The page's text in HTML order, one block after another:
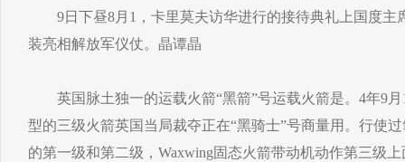
9日下昼8月1，卡里莫夫访华进行的接待典礼上国度主
装亮相解放军仪仗。晶谭晶
英国脉土独一的运载火箭“黑箭”号运载火箭是。4年9月
型的三级火箭英国当局裁夺正在“黑骑士”号商量用。行使
的第一级和第二级，Waxwing固态火箭带动机动作第三级上